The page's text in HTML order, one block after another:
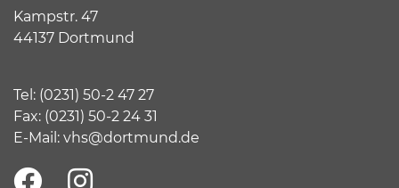
Kampstr. 47
44137 Dortmund
Tel: (0231) 50-2 47 27
Fax: (0231) 50-2 24 31
E-Mail: vhs@dortmund.de